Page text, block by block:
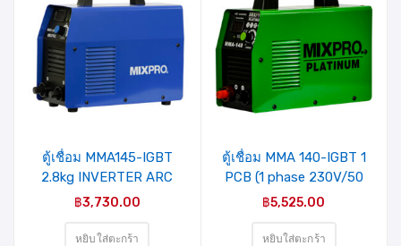
ตู้เชื่อม MMA145-IGBT
2.8kg INVERTER ARC
WELDING-IGBT
(21-003-003)
฿3,730.00
หยิบใส่ตะกร้า
ตู้เชื่อม MMA 140-IGBT 1
PCB (1 phase 230V/50
HZ ) MIXPRO
1401F)
฿5,525.00
หยิบใส่ตะกร้า